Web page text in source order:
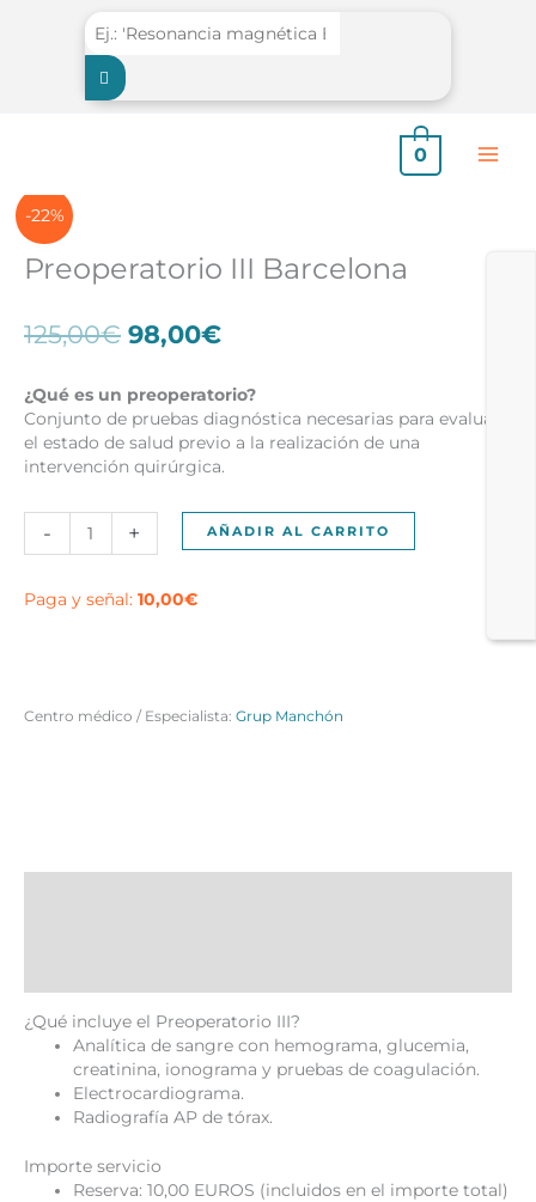
0
-22%
Preoperatorio III Barcelona
125,00€ El
precio
era:
125,00€.
98,00€El
actual
es:
98,00€.
¿Qué es un preoperatorio?
Conjunto de pruebas diagnóstica necesarias para evaluar
el estado de salud previo a la realización de una
intervención quirúrgica.
-
cantidad
+ AÑADIR AL CARRITO
Paga y señal: 10,00€
Centro médico / Especialista: Grup Manchón
¿Qué incluye el Preoperatorio III?
Analítica de sangre con hemograma, glucemia,
creatinina, ionograma y pruebas de coagulación.
Electrocardiograma.
Radiografía AP de tórax.
Importe servicio
Reserva: 10,00 EUROS (incluidos en el importe total)